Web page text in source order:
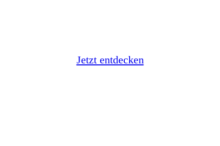
Jetzt entdecken